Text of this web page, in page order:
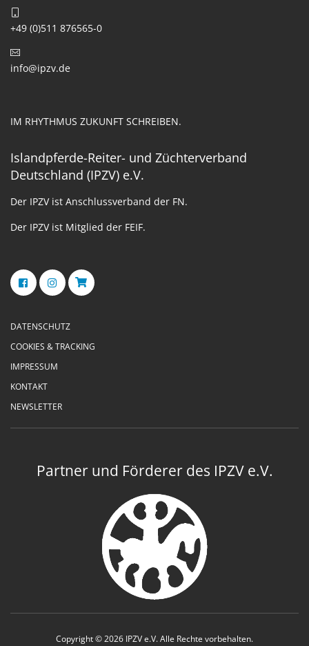
+49 (0)511 876565-0
info@ipzv.de
IM RHYTHMUS ZUKUNFT SCHREIBEN.
Islandpferde-Reiter- und Züchterverband
Deutschland (IPZV) e.V.
Der IPZV ist Anschlussverband der FN.
Der IPZV ist Mitglied der FEIF.
DATENSCHUTZ
COOKIES & TRACKING
IMPRESSUM
KONTAKT
NEWSLETTER
Partner und Förderer des IPZV e.V.
Copyright © 2026 IPZV e.V. Alle Rechte vorbehalten.